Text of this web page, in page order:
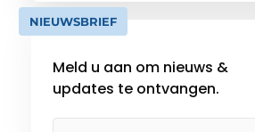
plaatsing als dienst na verkoop
gebeuren in eigen beheer. Op
NIEUWSBRIEF
Meld u aan om nieuws &
updates te ontvangen.